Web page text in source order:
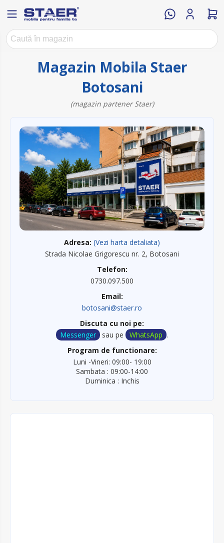
Magazin Mobila Staer
Botosani
(magazin partener Staer)
Adresa: (Vezi harta detaliata)
Strada Nicolae Grigorescu nr. 2, Botosani
Telefon:
0730.097.500
Email:
botosani@staer.ro
Discuta cu noi pe:
Messenger
sau pe WhatsApp .
Program de functionare:
Luni -Vineri: 09:00- 19:00
Sambata : 09:00-14:00
Duminica : Inchis